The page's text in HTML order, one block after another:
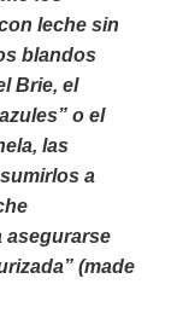
leche sin
blandos
Brie, el
o el
las
a
asegurarse
(made